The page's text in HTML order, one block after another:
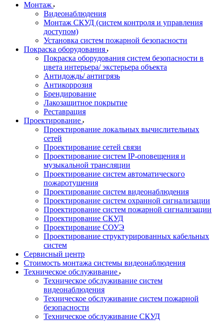
Монтаж
Видеонаблюдения
Монтаж СКУД (систем контроля и управления
доступом)
Установка систем пожарной безопасности
Покраска оборудования
Покраска оборудования систем безопасности в
цвета интерьера/ экстерьера объекта
Антидождь/ антигрязь
Антикоррозия
Брендирование
Лакозащитное покрытие
Реставрация
Проектирование
Проектирование локальных вычислительных
сетей
Проектирование сетей связи
Проектирование систем IP-оповещения и
музыкальной трансляции
Проектирование систем автоматического
пожаротушения
Проектирование систем видеонаблюдения
Проектирование систем охранной сигнализации
Проектирование систем пожарной сигнализации
Проектирование СКУД
Проектирование СОУЭ
Проектирование структурированных кабельных
систем
Сервисный центр
Стоимость монтажа системы видеонаблюдения
Техническое обслуживание
Техническое обслуживание систем
видеонаблюдения
Техническое обслуживание систем пожарной
безопасности
Техническое обслуживание СКУД